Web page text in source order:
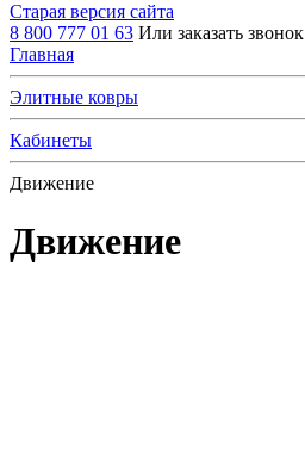
Старая версия сайта
8 800 777 01 63 Или заказать звонок
Главная
Элитные ковры
Кабинеты
Движение
Движение